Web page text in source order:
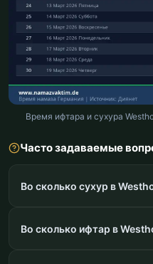
Время ифтара и сухура
Часто задаваемые
Во сколько сухур в
Во сколько ифтар в